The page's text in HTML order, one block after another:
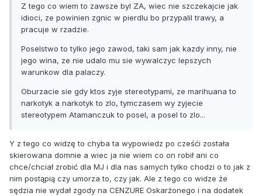
Z tego co wiem to zawsze byl ZA, wiec nie szczekajcie jak
idioci, ze powinien zgnic w pierdlu bo przypalil trawy, a
pracuje w rzadzie.
Poselstwo to tylko jego zawod, taki sam jak kazdy inny, nie
jego wina, ze nie udalo mu sie wywalczyc lepszych
warunkow dla palaczy.
Oburzacie sie gdy ktos zyje stereotypami, ze marihuana to
narkotyk a narkotyk to zlo, tymczasem wy zyjecie
stereotypem Atamanczuk to posel, a posel to zlo...
Y z tego co widzę to chyba ta wypowiedz po cześći została
skierowana domnie a wiec ja nie wiem co on robił ani co
chce/chciał zrobić dla MJ i dla nas samych tylko chodzi o to jak z
nim postąpią czy umorza to, czy jak. Ale z tego co widze że
sędzia nie wydał zgody na CENZURE Oskarżonego i na dodatek